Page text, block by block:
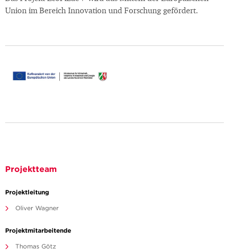
Union im Bereich Innovation und Forschung gefördert.
Projektteam
Projektleitung
Oliver Wagner
Projektmitarbeitende
Thomas Götz